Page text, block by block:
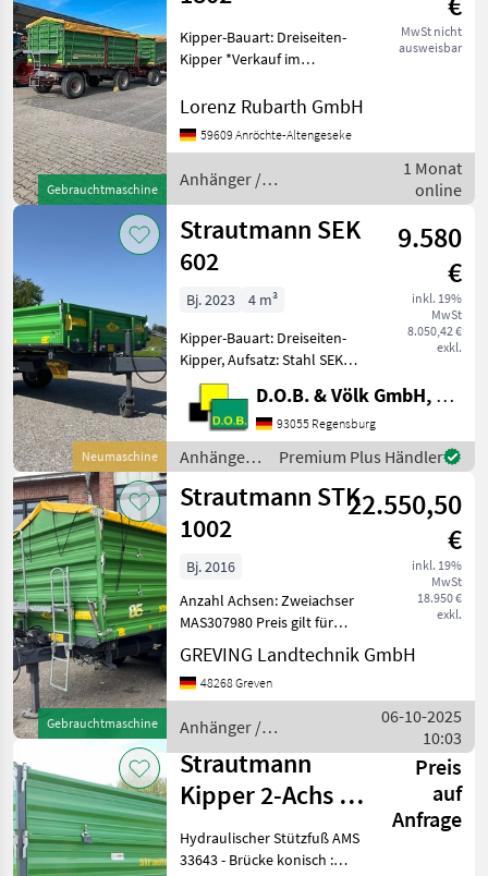
Gebrauchtmaschine
MwSt nicht
ausweisbar
Kipper-Bauart: Dreiseiten-
Kipper *Verkauf im
21.000€ zzgl. MwSt Baujahr:
Strautmann SZK 1802 -
Gesamtg
Lorenz Rubarth GmbH
59609 Anröchte-Altengeseke
Anhänger /
Strautmann
1 Monat
online
Neumaschine
Strautmann SEK
602
9.580
€
inkl. 19%
MwSt
8.050,42 €
exkl.
Bj. 2023
4 m³
Kipper-Bauart: Dreiseiten-
Kipper, Aufsatz: Stahl SEK
602 Einachskipper
Basismaschine SEK 602
Einzel-Betriebserlaubnis 25
km/h Länderausrüstung DE
25km/h Einzelachs
D.O.B. & Völk GmbH, Filiale Regensburg
93055 Regensburg
Anhänger /
Strautmann
Premium Plus Händler
Gebrauchtmaschine
Strautmann STK
1002
22.550,50
€
inkl. 19%
MwSt
18.950 €
exkl.
Bj. 2016
Anzahl Achsen: Zweiachser
MAS307980 Preis gilt für
vorhandenen Zustand.
Angebot freibleibend.
Irrtümer , Änderungen und
vorbehalten. Alle Angaben
ohn
GREVING Landtechnik GmbH
48268 Greven
Anhänger /
Strautmann
06-10-2025
10:03
Strautmann
Kipper 2-Achs 3-
Seit STK 1402
Luft
Preis
auf
Anfrage
Hydraulischer Stützfuß AMS
33643 - Brücke konisch :